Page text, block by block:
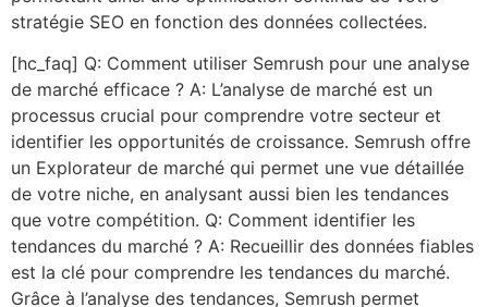
stratégie SEO en fonction des données collectées.
[hc_faq] Q: Comment utiliser Semrush pour une analyse
de marché efficace ? A: L’analyse de marché est un
processus crucial pour comprendre votre secteur et
identifier les opportunités de croissance. Semrush offre
un Explorateur de marché qui permet une vue détaillée
de votre niche, en analysant aussi bien les tendances
que votre compétition. Q: Comment identifier les
tendances du marché ? A: Recueillir des données fiables
est la clé pour comprendre les tendances du marché.
Grâce à l’analyse des tendances, Semrush permet